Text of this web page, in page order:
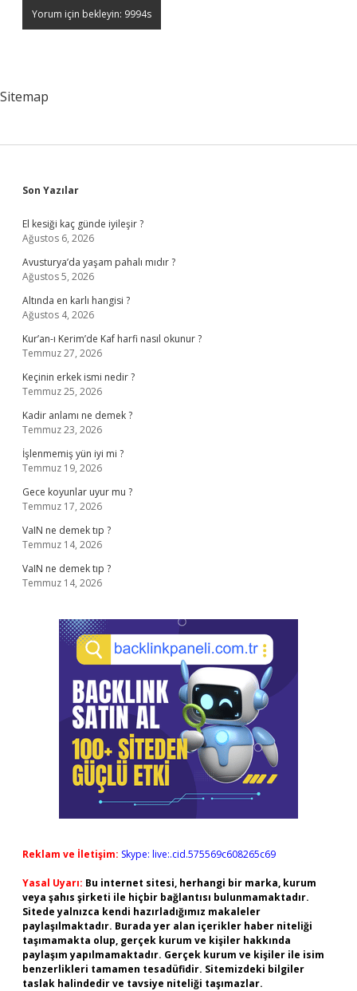
Sitemap
Sidebar
Son Yazılar
El kesiği kaç günde iyileşir ?
Ağustos 6, 2026
Avusturya’da yaşam pahalı mıdır ?
Ağustos 5, 2026
Altında en karlı hangisi ?
Ağustos 4, 2026
Kur’an-ı Kerim’de Kaf harfi nasıl okunur ?
Temmuz 27, 2026
Keçinin erkek ismi nedir ?
Temmuz 25, 2026
Kadir anlamı ne demek ?
Temmuz 23, 2026
İşlenmemiş yün iyi mi ?
Temmuz 19, 2026
Gece koyunlar uyur mu ?
Temmuz 17, 2026
VaIN ne demek tıp ?
Temmuz 14, 2026
VaIN ne demek tıp ?
Temmuz 14, 2026
Reklam ve İletişim: Skype: live:.cid.575569c608265c69
Yasal Uyarı: Bu internet sitesi, herhangi bir marka, kurum
veya şahıs şirketi ile hiçbir bağlantısı bulunmamaktadır.
Sitede yalnızca kendi hazırladığımız makaleler
paylaşılmaktadır. Burada yer alan içerikler haber niteliği
taşımamakta olup, gerçek kurum ve kişiler hakkında
paylaşım yapılmamaktadır. Gerçek kurum ve kişiler ile isim
benzerlikleri tamamen tesadüfidir. Sitemizdeki bilgiler
taslak halindedir ve tavsiye niteliği taşımazlar.